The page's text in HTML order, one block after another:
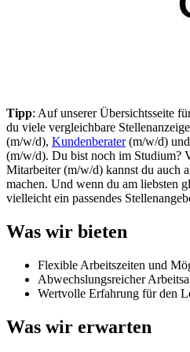
Tipp: Auf unserer Übersichtsseite
du viele vergleichbare
(m/w/d), Kundenberater(m/w/d) und
(m/w/d). Du bist noch im Studium?
Mitarbeiter(m/w/d) kannst du auch
machen. Und wenn du am liebsten
vielleicht ein passendes
Was wir bieten
Flexible Arbeitszeiten und
Abwechslungsreicher
Wertvolle Erfahrung für den
Was wir erwarten